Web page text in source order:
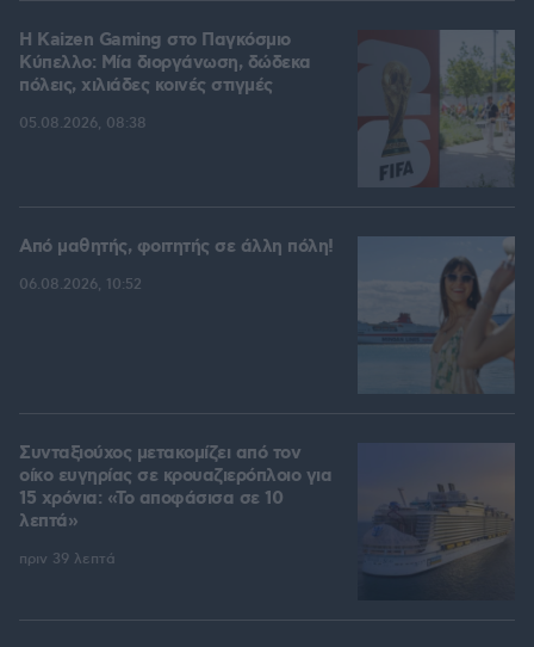
H Kaizen Gaming στο Παγκόσμιο
Kύπελλο: Μία διοργάνωση, δώδεκα
πόλεις, χιλιάδες κοινές στιγμές
05.08.2026, 08:38
Από μαθητής, φοιτητής σε άλλη πόλη!
06.08.2026, 10:52
Συνταξιούχος μετακομίζει από τον
οίκο ευγηρίας σε κρουαζιερόπλοιο για
15 χρόνια: «Το αποφάσισα σε 10
λεπτά»
πριν 39 λεπτά